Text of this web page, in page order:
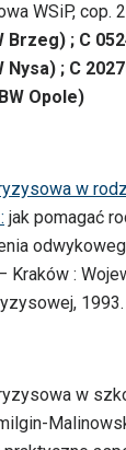
WSiP, cop.
Brzeg) ; C
Nysa) ; C
Opole)
w
jak pomagać
Kraków :
1993.
w